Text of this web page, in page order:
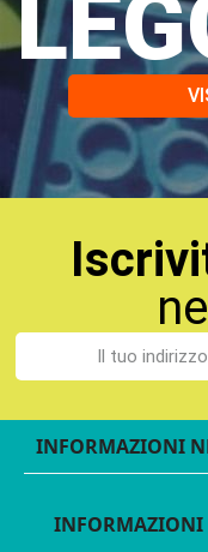
INFORMAZIONI
INFORMAZIONI